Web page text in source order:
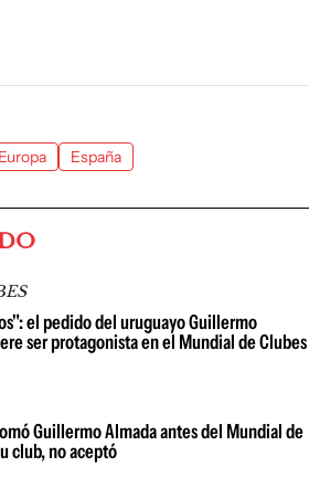
Europa España
el pedido del uruguayo Guillermo
ser protagonista en el Mundial de Clubes
Guillermo Almada antes del Mundial de
club, no aceptó